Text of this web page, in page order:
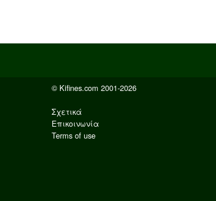
© Kifines.com 2001-2026
Σχετικά
Επικοινωνία
Terms of use